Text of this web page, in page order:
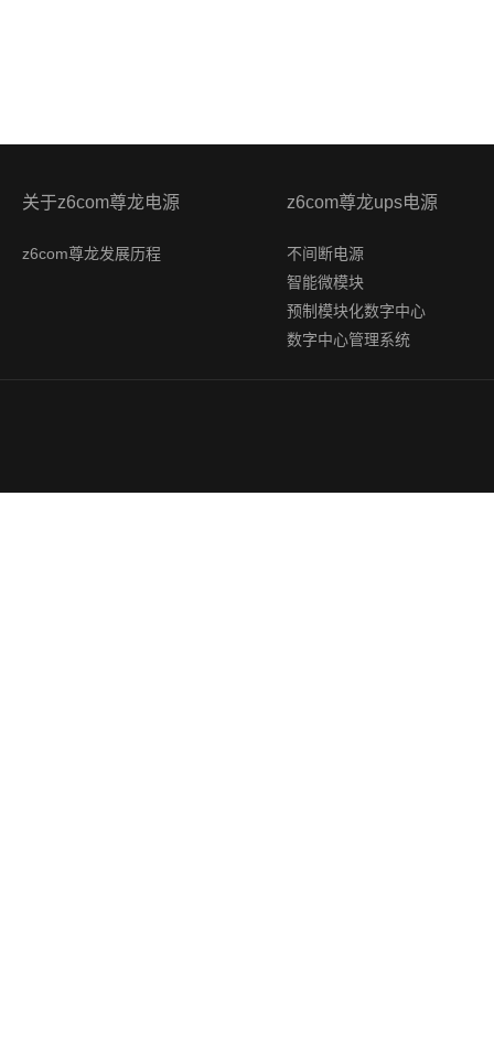
关于z6com尊龙电源
z6com尊龙发展历程
z6com尊龙ups电源
不间断电源
智能微模块
预制模块化数字中心
数字中心管理系统